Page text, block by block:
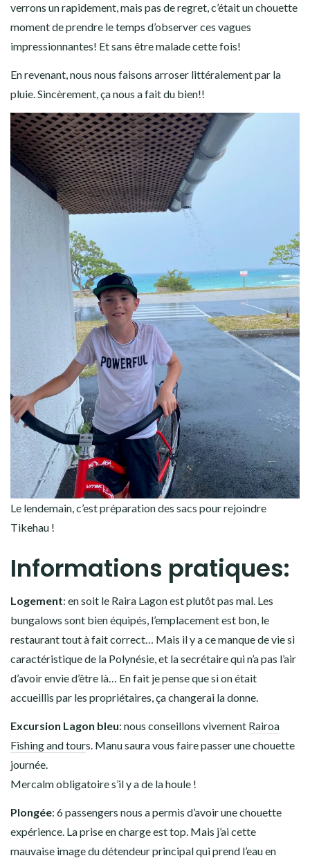
verrons un rapidement, mais pas de regret, c’était un chouette
moment de prendre le temps d’observer ces vagues
impressionnantes! Et sans être malade cette fois!
En revenant, nous nous faisons arroser littéralement par la
pluie. Sincèrement, ça nous a fait du bien!!
Le lendemain, c’est préparation des sacs pour rejoindre
Tikehau !
Informations pratiques:
Logement: en soit le Raira Lagonest plutôt pas mal. Les
bungalows sont bien équipés, l’emplacement est bon, le
restaurant tout à fait correct… Mais il y a ce manque de vie si
caractéristique de la Polynésie, et la secrétaire qui n’a pas l’air
d’avoir envie d’être là… En fait je pense que si on était
accueillis par les propriétaires, ça changerai la donne.
Excursion Lagon bleu: nous conseillons vivement Rairoa
Fishing and tours. Manu saura vous faire passer une chouette
journée.
Mercalm obligatoire s’il y a de la houle !
Plongée: 6 passengers nous a permis d’avoir une chouette
expérience. La prise en charge est top. Mais j’ai cette
mauvaise image du détendeur principal qui prend l’eau en